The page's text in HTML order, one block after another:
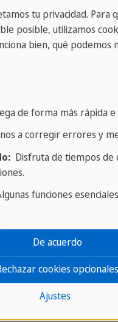
ser un desafío
una ventaja
tu privacidad. Para
posible, utilizamos
bien, qué
de forma más rápida e
a corregir errores y
Disfruta de tiempos de
funciones
Ajustes
cookies opcionales
De acuerdo